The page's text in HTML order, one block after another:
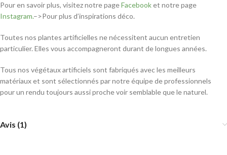
Pour en savoir plus, visitez notre pageFacebooket notre page
Instagram.–>Pour plus d’inspirations déco.
Toutes nos plantes artificielles ne nécessitent aucun entretien
particulier. Elles vous accompagneront durant de longues années.
Tous nos végétaux artificiels sont fabriqués avec les meilleurs
matériaux et sont sélectionnés par notre équipe de professionnels
pour un rendu toujours aussi proche voir semblable que le naturel.
Avis (1)